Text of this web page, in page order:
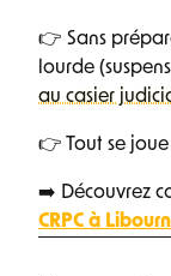
👉 Sans
lourde
au casier
👉 Tout se
➡️ Découvrez
CRPC à